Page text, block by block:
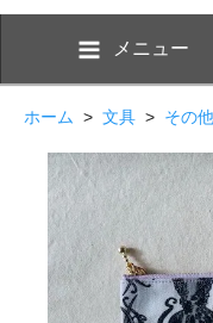
メニュー
ホーム > 文具 > その他